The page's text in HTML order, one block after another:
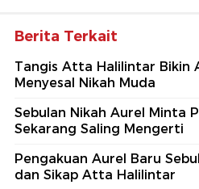
Berita Terkait
Tangis Atta Halilintar Bikin
Menyesal Nikah Muda
Sebulan Nikah Aurel Minta
Sekarang Saling Mengerti
Pengakuan Aurel Baru
dan Sikap Atta Halilintar